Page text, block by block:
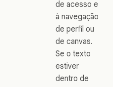
de acesso e
à navegação
de perfil ou
de canvas.
Se o texto
estiver
dentro de